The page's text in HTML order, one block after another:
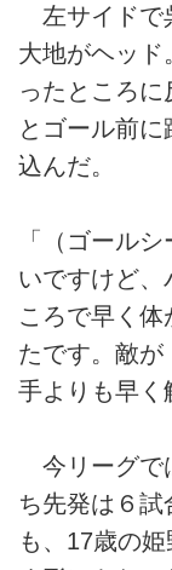
左サイドで
大地がヘッド
ったところ
とゴール前に
込んだ。
「（ゴール
いですけど、
ころで早く体
たです。敵が
手よりも早く
今リーグで
ち先発は６
も、17歳の